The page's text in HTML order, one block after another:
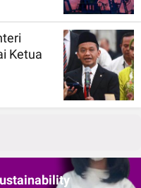
Ketua